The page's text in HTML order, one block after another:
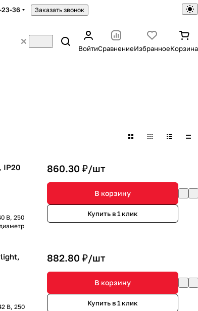
23-36 Заказать звонок
ВойтиСравнениеИзбранноеКорзина
IP20
В, 250
860.30 ₽/шт
В корзину
Купить в 1 клик
В, 250
882.80 ₽/шт
В корзину
Купить в 1 клик